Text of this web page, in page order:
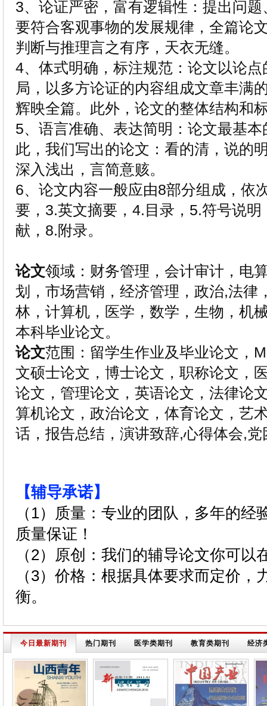
3、论证严密，富有逻辑性：提出问
要符合客观事物的发展规律，全篇论
判断与推理言之有序，天衣无缝。
4、体式明确，标注规范：论文以论
局，以多方论证的内容组成文章丰满
辉映全篇。此外，论文的整体结构和
5、语言准确、表达简明：论文最基
此，我们写出的论文：看的清，说的
深入浅出，言简意赅。
6、论文内容一般应由8部分组成，依
要，3.英文摘要，4.目录，5.符号说
献，8.附录。
论文领域：财务管理，会计审计，电
划，市场营销，经济管理，政治,法律
林，计算机，医学，数学，生物，机
本科毕业论文。
论文范围：留学生作业及毕业论文，
文硕士论文，博士论文，职称论文，
论文，管理论文，英语论文，法律论
算机论文，政治论文，体育论文，艺
话，报告总结，演讲致辞,心得体会,
【辅导承诺】
（1）质量：专业的团队，多年的
质量保证！
（2）原创：我们的辅导论文你可
（3）价格：根据具体要求而定价
衡。
今日最新期刊 热门期刊 医学类期刊 教育类期刊 经济